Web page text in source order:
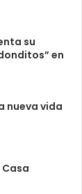
su
en
nueva vida